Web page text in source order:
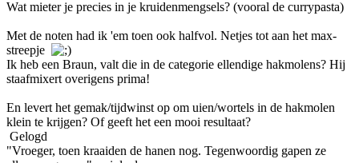
Wat mieter je precies in je kruidenmengsels? (vooral de currypasta)
Met de noten had ik 'em toen ook halfvol. Netjes tot aan het max-
streepje
Ik heb een Braun, valt die in de categorie ellendige hakmolens? Hij
staafmixert overigens prima!
En levert het gemak/tijdwinst op om uien/wortels in de hakmolen
klein te krijgen? Of geeft het een mooi resultaat?
Gelogd
"Vroeger, toen kraaiden de hanen nog. Tegenwoordig gapen ze